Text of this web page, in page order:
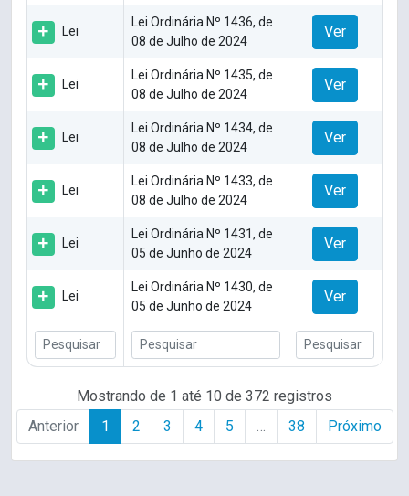
Lei
Lei Ordinária Nº 1436, de
08 de Julho de 2024
Ver
Lei
Lei Ordinária Nº 1435, de
08 de Julho de 2024
Ver
Lei
Lei Ordinária Nº 1434, de
08 de Julho de 2024
Ver
Lei
Lei Ordinária Nº 1433, de
08 de Julho de 2024
Ver
Lei
Lei Ordinária Nº 1431, de
05 de Junho de 2024
Ver
Lei
Lei Ordinária Nº 1430, de
05 de Junho de 2024
Ver
Mostrando de 1 até 10 de 372 registros
Anterior
1 2 3 4 5 38 Próximo